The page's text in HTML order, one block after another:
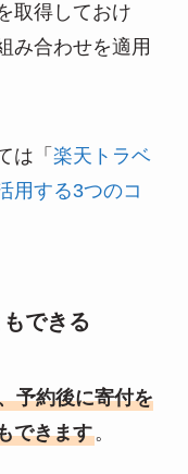
取得しておけ
み合わせを適用
は「 楽天トラベ
用する3つのコ
できる
予約後に寄付を
できます。